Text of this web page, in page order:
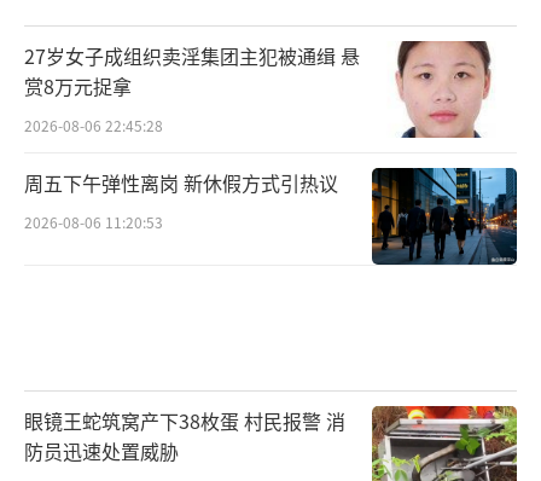
27岁女子成组织卖淫集团主犯被通缉 悬
赏8万元捉拿
2026-08-06 22:45:28
周五下午弹性离岗 新休假方式引热议
2026-08-06 11:20:53
眼镜王蛇筑窝产下38枚蛋 村民报警 消
防员迅速处置威胁